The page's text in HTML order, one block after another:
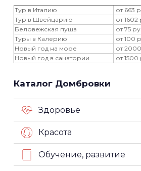
Тур в Италию
от 663
Тур в Швейцарию
от 1602
Беловежская пуща
от 75
Туры в Калерию
от 100
Новый год на море
от
Новый год в санатории
от 1500
Каталог Домбровки
Здоровье
Красота
Обучение, развитие